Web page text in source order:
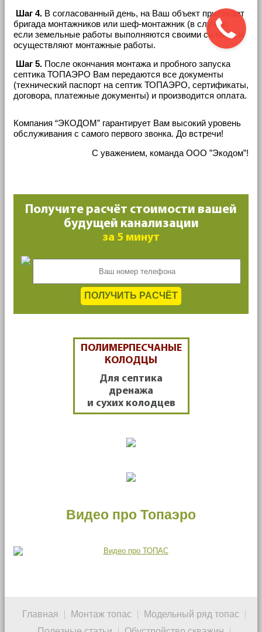
Шаг 4. В согласованный день, на Ваш объект приезжает
бригада монтажников или шеф-монтажник (в случае,
если земельные работы выполняются своими силами) и
осуществляют монтажные работы.
Шаг 5. После окончания монтажа и пробного запуска
септика ТОПАЭРО Вам передаются все документы
(технический паспорт на септик ТОПАЭРО, сертификаты,
договора, платежные документы) и производится оплата.
Компания “ЭКОДОМ” гарантирует Вам высокий уровень
обслуживания с самого первого звонка. До встречи!
С уважением, команда ООО ”Экодом”!
Получите расчёт стоимости вашей
будущей канализации
за 5 минут
ПОЛУЧИТЬ РАСЧЁТ
ПОЛИМЕРПЕСЧАНЫЕ
КОЛОДЦЫ
Для септика
дренажа
и сухих колодцев
Видео про Топаэро
Главная Монтаж топас
Модельный ряд топас